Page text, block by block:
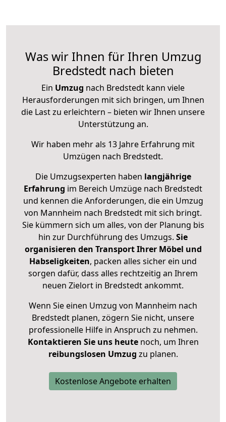
Was wir Ihnen für Ihren Umzug
Bredstedt nach bieten
Ein Umzug nach Bredstedt kann viele
Herausforderungen mit sich bringen, um Ihnen
die Last zu erleichtern – bieten wir Ihnen unsere
Unterstützung an.
Wir haben mehr als 13 Jahre Erfahrung mit
Umzügen nach Bredstedt.
Die Umzugsexperten haben langjährige
Erfahrung im Bereich Umzüge nach Bredstedt
und kennen die Anforderungen, die ein Umzug
von Mannheim nach Bredstedt mit sich bringt.
Sie kümmern sich um alles, von der Planung bis
hin zur Durchführung des Umzugs. Sie
organisieren den Transport Ihrer Möbel und
Habseligkeiten, packen alles sicher ein und
sorgen dafür, dass alles rechtzeitig an Ihrem
neuen Zielort in Bredstedt ankommt.
Wenn Sie einen Umzug von Mannheim nach
Bredstedt planen, zögern Sie nicht, unsere
professionelle Hilfe in Anspruch zu nehmen.
Kontaktieren Sie uns heutenoch, um Ihren
reibungslosen Umzug zu planen.
Kostenlose Angebote erhalten